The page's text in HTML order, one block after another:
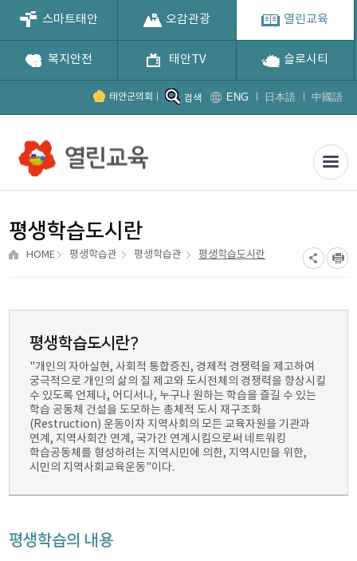
스마트태안 오감관광 열린교육
복지안전 태안TV 슬로시티
태안군의회 검색 ENG 日本語 中國語
평생학습도시란
HOME 평생학습관 평생학습관 평생학습도시란
평생학습도시란?
"개인의 자아실현, 사회적 통합증진, 경제적 경쟁력을 제고하여
궁극적으로 개인의 삶의 질 제고와 도시전체의 경쟁력을 향상시킬
수 있도록 언제나, 어디서나, 누구나 원하는 학습을 즐길 수 있는
학습 공동체 건설을 도모하는 총체적 도시 재구조화
(Restruction) 운동이자 지역사회의 모든 교육자원을 기관과
연계, 지역사회간 연계, 국가간 연계시킴으로써 네트워킹
학습공동체를 형성하려는 지역시민에 의한, 지역시민을 위한,
시민의 지역사회교육운동"이다.
평생학습의 내용